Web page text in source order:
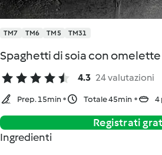
TM7 TM6 TM5 TM31
Spaghetti di soia con omelette
4.3 24 valutazioni
Prep. 15min Totale 45min 4
Registrati
Ingredienti